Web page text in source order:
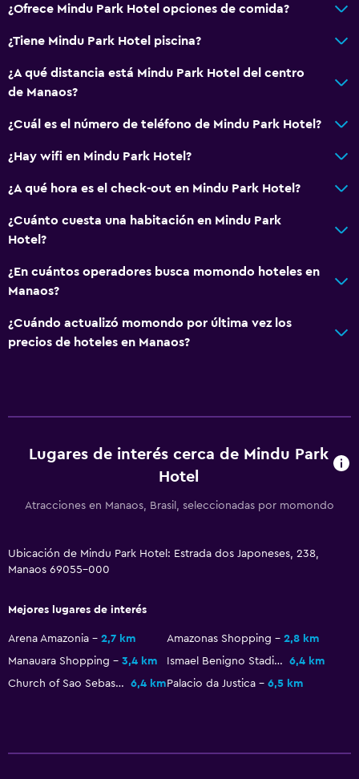
Aire libre
Terraza
Área de picnic
General
Habitaciones familiares
Vista al jardín
Salud y seguridad
Limpieza diaria
Estacionamiento privado
Servicio de planchado
Fax/fotocopiadora
Escritorio
Comedor
¿Ofrece Mindu Park Hotel opciones de comida?
¿Tiene Mindu Park Hotel piscina?
¿A qué distancia está Mindu Park Hotel del centro
de Manaos?
¿Cuál es el número de teléfono de Mindu Park Hotel?
¿Hay wifi en Mindu Park Hotel?
¿A qué hora es el check-out en Mindu Park Hotel?
¿Cuánto cuesta una habitación en Mindu Park
Hotel?
¿En cuántos operadores busca momondo hoteles en
Manaos?
¿Cuándo actualizó momondo por última vez los
precios de hoteles en Manaos?
Lugares de interés cerca de Mindu Park
Hotel
Atracciones en Manaos, Brasil, seleccionadas por momondo
Ubicación de Mindu Park Hotel: Estrada dos Japoneses, 238,
Manaos 69055-000
Mejores lugares de interés
Arena Amazonia 2,7 km Amazonas Shopping
2,8 km
Manauara Shopping
3,4 km Ismael Benigno Stadium
6,4 km
Church of Sao Sebastiao
6,4 kmPalacio da Justica 6,5 km